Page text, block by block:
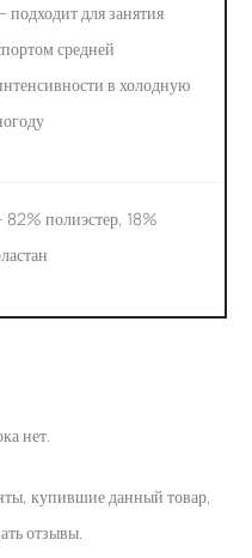
подходит для занятия
средней
в холодную
82% полиэстер, 18%
нет.
купившие данный товар,
отзывы.